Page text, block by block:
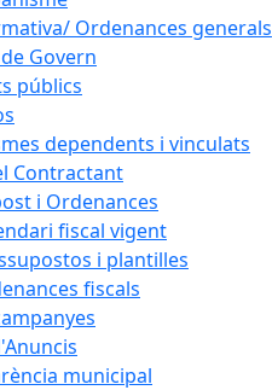
Ordenances generals
Govern
públics
dependents i vinculats
Contractant
i Ordenances
fiscal vigent
i plantilles
fiscals
municipal